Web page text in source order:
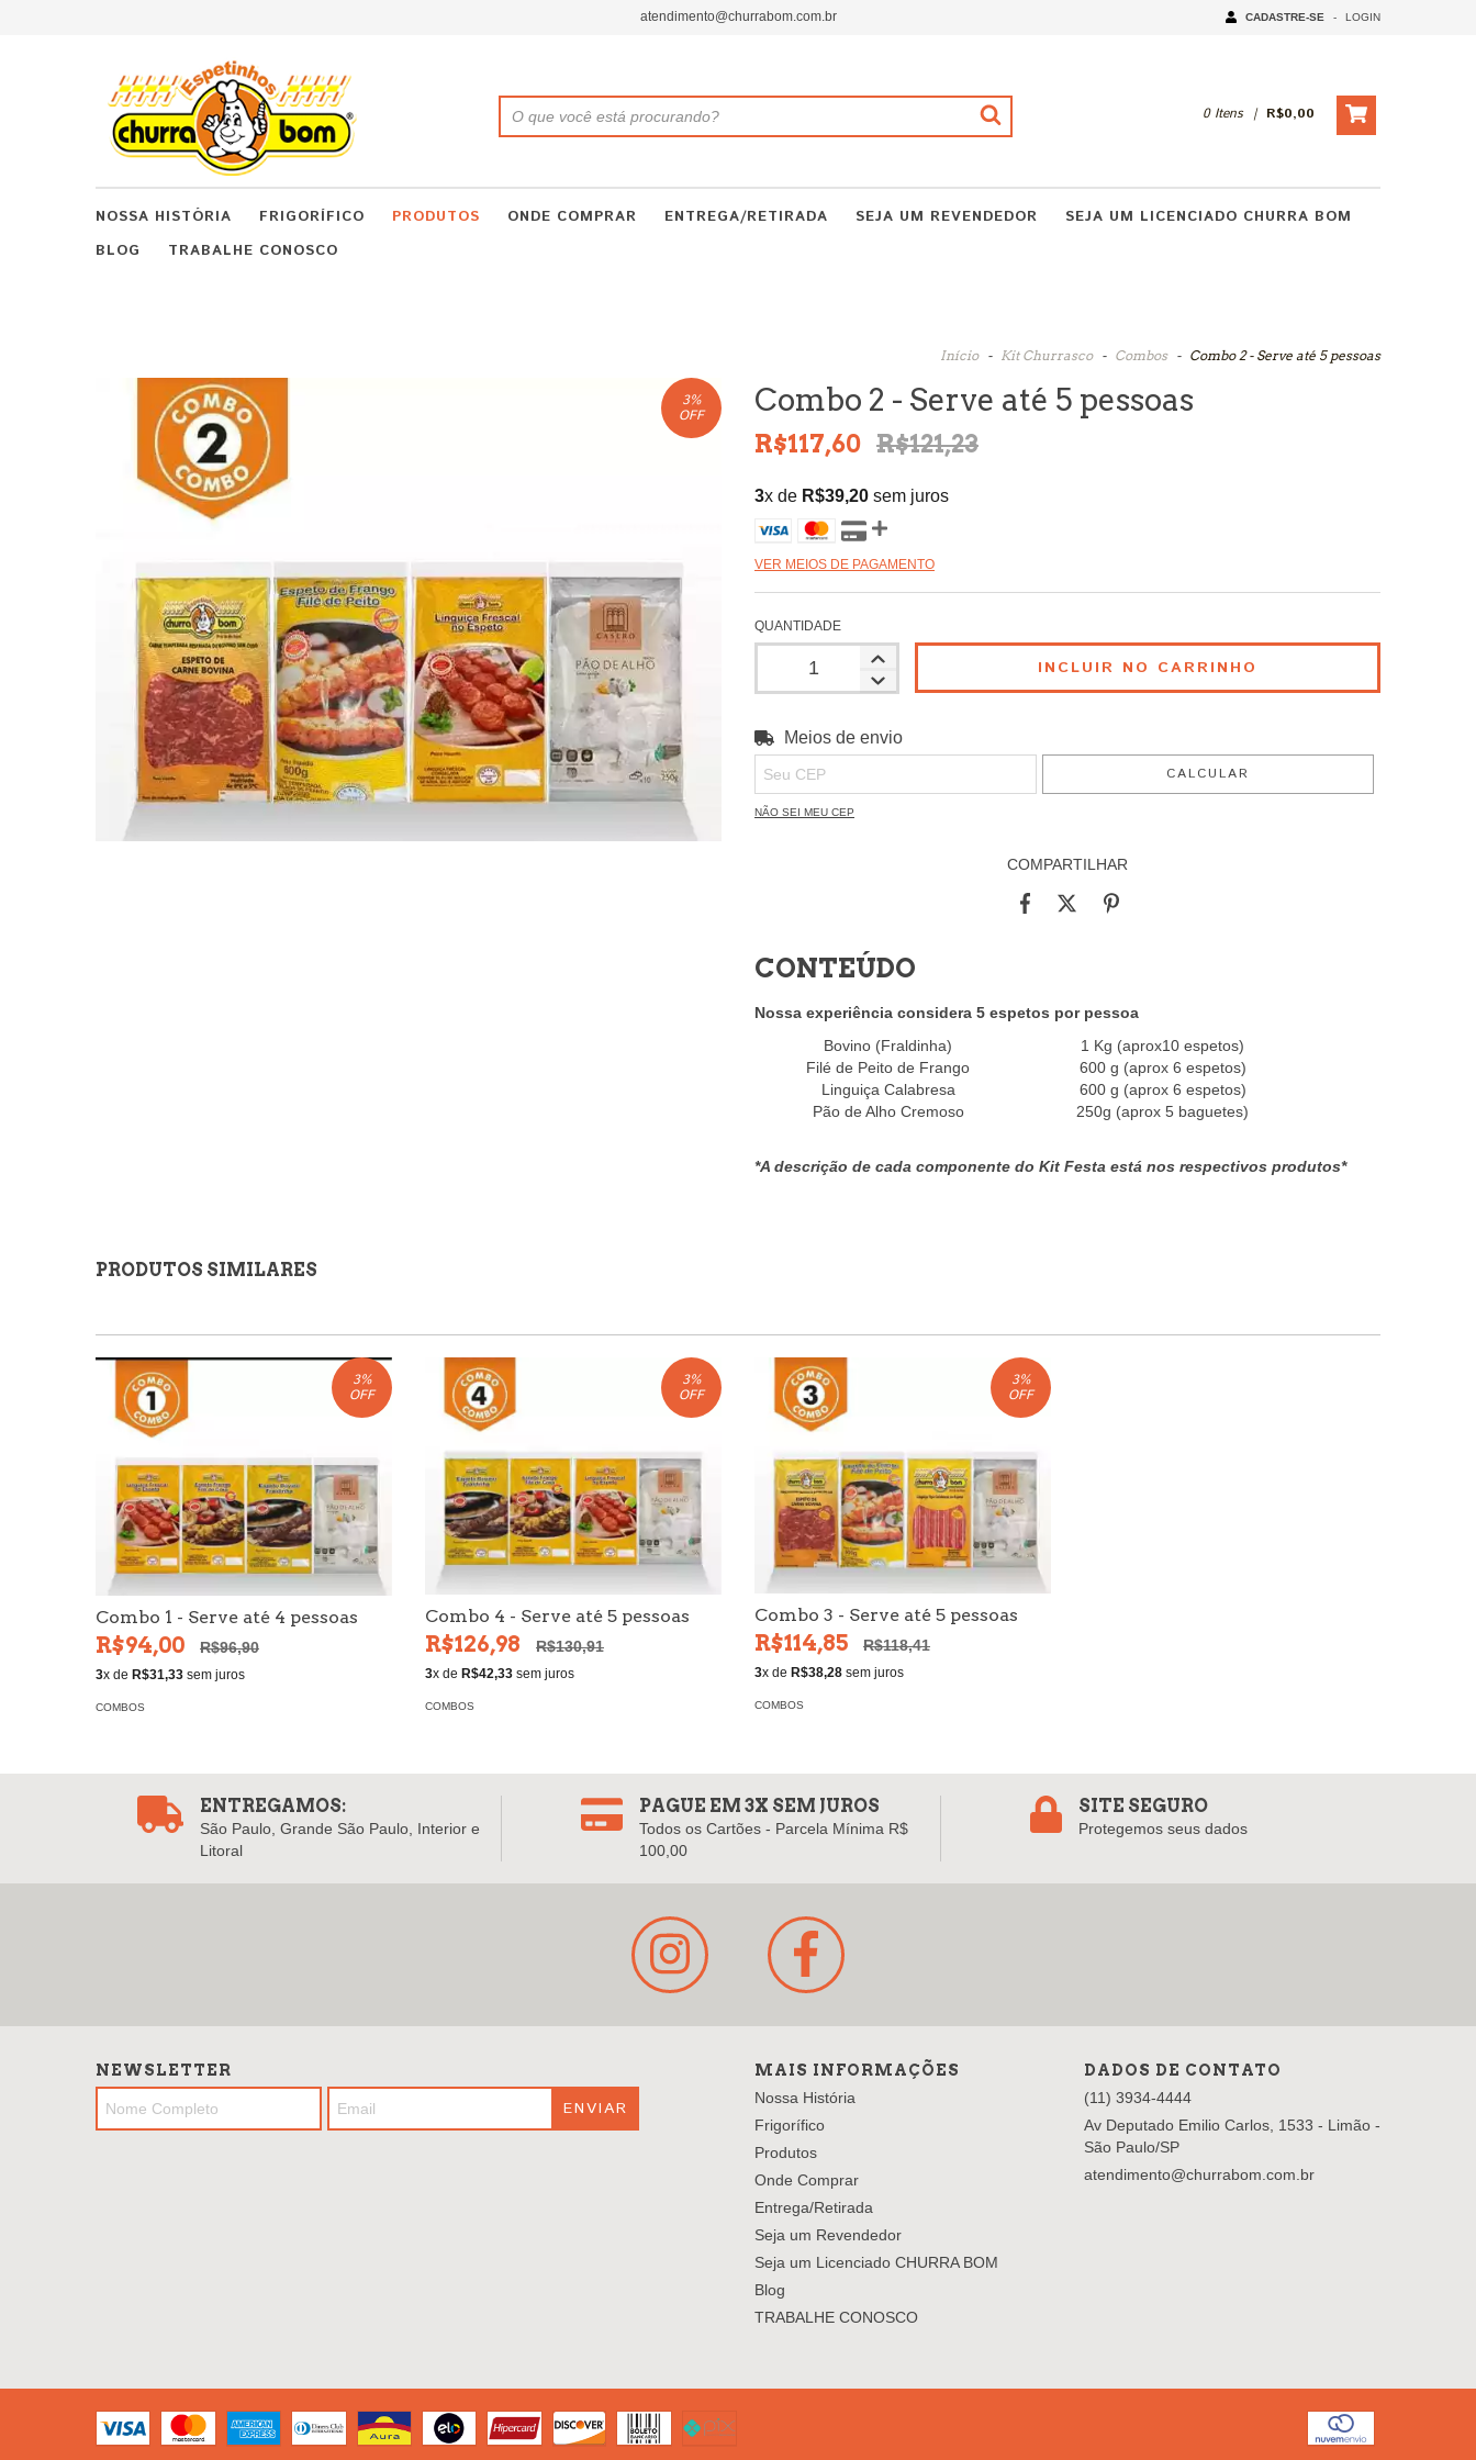
atendimento@churrabom.com.br CADASTRE-SE - LOGIN
0 Itens | R$0,00
NOSSA HISTÓRIA FRIGORÍFICO PRODUTOS ONDE COMPRAR ENTREGA/RETIRADA SEJA UM REVENDEDOR
SEJA UM LICENCIADO CHURRA BOM
BLOG
TRABALHE CONOSCO
Início - Kit Churrasco - Combos - Combo 2 - Serve até 5 pessoas
3%
OFF
Combo 2 - Serve até 5 pessoas
R$117,60 R$121,23
3x de R$39,20 sem juros
VER MEIOS DE PAGAMENTO
QUANTIDADE
Entregas para o CEP:
Meios de envio
CALCULAR
NÃO SEI MEU CEP
COMPARTILHAR
CONTEÚDO
Nossa experiência considera 5 espetos por pessoa
Bovino (Fraldinha)
1 Kg (aprox10 espetos)
Filé de Peito de Frango
600 g (aprox 6 espetos)
Linguiça Calabresa
600 g (aprox 6 espetos)
Pão de Alho Cremoso
250g (aprox 5 baguetes)
*A descrição de cada componente do Kit Festa está nos respectivos produtos*
PRODUTOS SIMILARES
3%
OFF
Combo 1 - Serve até 4 pessoas
R$94,00 R$96,90
3x de R$31,33 sem juros
COMBOS
3%
OFF
Combo 4 - Serve até 5 pessoas
R$126,98 R$130,91
3x de R$42,33 sem juros
COMBOS
3%
OFF
Combo 3 - Serve até 5 pessoas
R$114,85 R$118,41
3x de R$38,28 sem juros
COMBOS
ENTREGAMOS:
São Paulo, Grande São Paulo, Interior e
Litoral
PAGUE EM 3X SEM JUROS
Todos os Cartões - Parcela Mínima R$
100,00
SITE SEGURO
Protegemos seus dados
NEWSLETTER
MAIS INFORMAÇÕES
Nossa História
Frigorífico
Produtos
Onde Comprar
Entrega/Retirada
Seja um Revendedor
Seja um Licenciado CHURRA BOM
Blog
TRABALHE CONOSCO
DADOS DE CONTATO
(11) 3934-4444
Av Deputado Emilio Carlos, 1533 - Limão -
São Paulo/SP
atendimento@churrabom.com.br